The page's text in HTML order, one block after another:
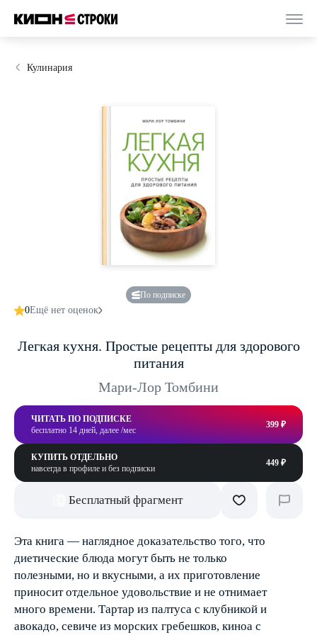
Кулинария
По подписке
0Ещё нет оценок
Легкая кухня. Простые рецепты для здорового
питания
Мари-Лор Томбини
ЧИТАТЬ ПО ПОДПИСКЕ
бесплатно 14 дней, далее /мес
399 ₽
КУПИТЬ ОТДЕЛЬНО
навсегда в профиле и без подписки
449 ₽
Бесплатный фрагмент
Эта книга — наглядное доказательство того, что
диетические блюда могут быть не только
полезными, но и вкусными, а их приготовление
приносит отдельное удовольствие и не отнимает
много времени. Тартар из палтуса с клубникой и
авокадо, севиче из морских гребешков, киноа с